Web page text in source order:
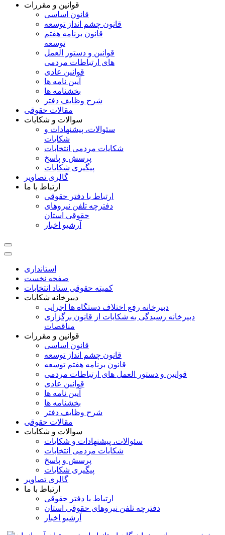
قوانین و مقررات
قانون اساسی
قانون چشم انداز توسعه
قانون برنامه هفتم
توسعه
قوانین و دستور العمل
های ارتباطات مردمی
قوانین عادی
آیین نامه ها
بخشنامه ها
شرح وظایف دفتر
مقالات حقوقی
سوالات و شکایات
سئوالات، پيشنهادات و
شکايات
شکایات مردمی انتخابات
پرسش و پاسخ
پیگیری شکایات
گالری تصاویر
ارتباط با ما
ارتباط با دفتر حقوقی
دفترچه تلفن نیروهای
حقوقی استان
آرشیو اخبار
استانداری
صفحه نخست
کمیته حقوقی ستاد انتخابات
دبیرخانه شکایات
دبیرخانه رفع اختلاف دستگاه ها اجرایی
دبیرخانه رسیدگی به شکایات از قانون برگزاری
مناقصات
قوانین و مقررات
قانون اساسی
قانون چشم انداز توسعه
قانون برنامه هفتم توسعه
قوانین و دستور العمل های ارتباطات مردمی
قوانین عادی
آیین نامه ها
بخشنامه ها
شرح وظایف دفتر
مقالات حقوقی
سوالات و شکایات
سئوالات، پيشنهادات و شکايات
شکایات مردمی انتخابات
پرسش و پاسخ
پیگیری شکایات
گالری تصاویر
ارتباط با ما
ارتباط با دفتر حقوقی
دفترچه تلفن نیروهای حقوقی استان
آرشیو اخبار